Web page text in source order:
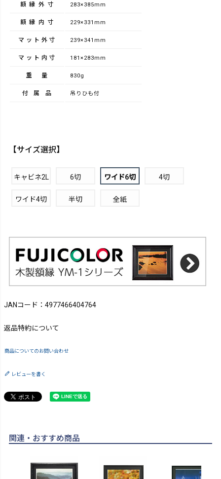
額縁外寸 283×385mm
額縁内寸 229×331mm
マット外寸 239×341mm
マット内寸 181×283mm
重量 830g
付属品 吊りひも付
【サイズ選択】
キャビネ2L 6切 ワイド6切 4切
ワイド4切 半切 全紙
JANコード：4977466404764
返品特約について
商品についてのお問い合わせ
レビューを書く
関連・おすすめ商品